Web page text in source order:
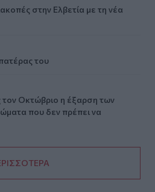
στην Ελβετία με τη νέα
του
τον Οκτώβριο η έξαρση των
που δεν πρέπει να